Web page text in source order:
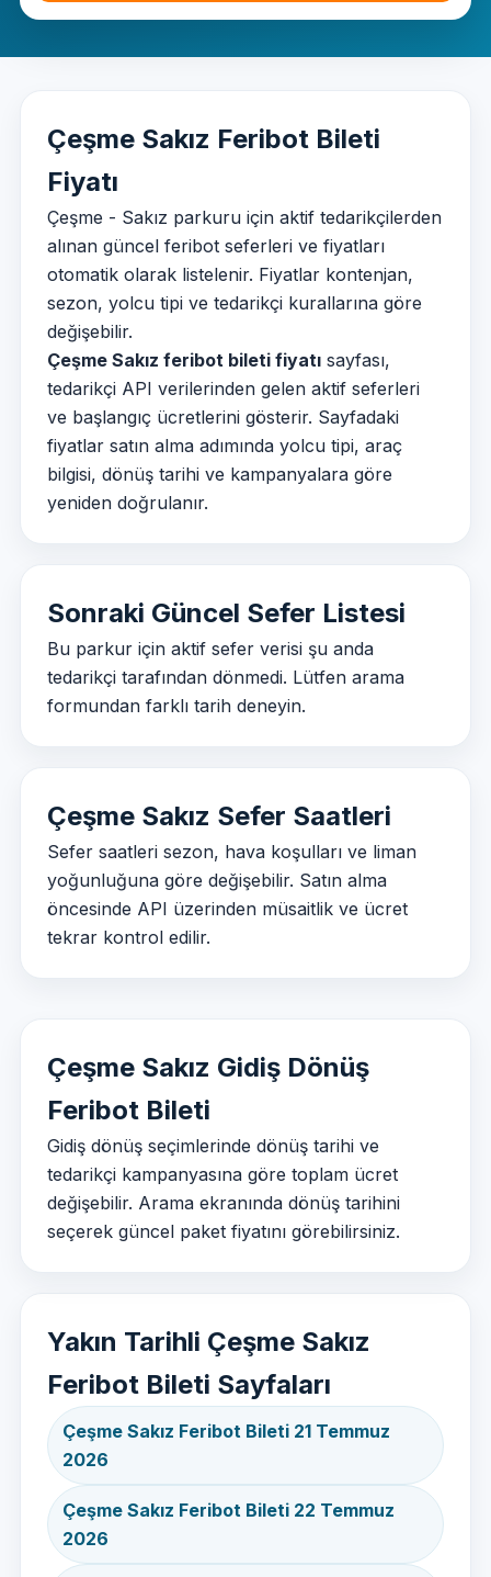
Çeşme Sakız Feribot Bileti
Fiyatı
Çeşme - Sakız parkuru için aktif tedarikçilerden
alınan güncel feribot seferleri ve fiyatları
otomatik olarak listelenir. Fiyatlar kontenjan,
sezon, yolcu tipi ve tedarikçi kurallarına göre
değişebilir.
Çeşme Sakız feribot bileti fiyatı sayfası,
tedarikçi API verilerinden gelen aktif seferleri
ve başlangıç ücretlerini gösterir. Sayfadaki
fiyatlar satın alma adımında yolcu tipi, araç
bilgisi, dönüş tarihi ve kampanyalara göre
yeniden doğrulanır.
Sonraki Güncel Sefer Listesi
Bu parkur için aktif sefer verisi şu anda
tedarikçi tarafından dönmedi. Lütfen arama
formundan farklı tarih deneyin.
Çeşme Sakız Sefer Saatleri
Sefer saatleri sezon, hava koşulları ve liman
yoğunluğuna göre değişebilir. Satın alma
öncesinde API üzerinden müsaitlik ve ücret
tekrar kontrol edilir.
Çeşme Sakız Gidiş Dönüş
Feribot Bileti
Gidiş dönüş seçimlerinde dönüş tarihi ve
tedarikçi kampanyasına göre toplam ücret
değişebilir. Arama ekranında dönüş tarihini
seçerek güncel paket fiyatını görebilirsiniz.
Yakın Tarihli Çeşme Sakız
Feribot Bileti Sayfaları
Çeşme Sakız Feribot Bileti 21 Temmuz
2026
Çeşme Sakız Feribot Bileti 22 Temmuz
2026